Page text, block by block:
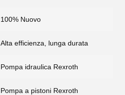
100% Nuovo
Alta efficienza, lunga durata
Pompa idraulica Rexroth
Pompa a pistoni Rexroth